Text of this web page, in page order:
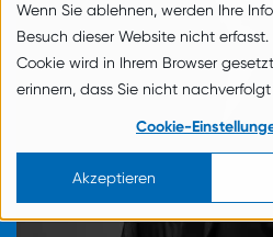
Wenn Sie ablehnen, werden Ihre
Besuch dieser Website nicht erfasst.
Cookie wird in Ihrem Browser
erinnern, dass Sie nicht
Cookie-
Akzeptieren